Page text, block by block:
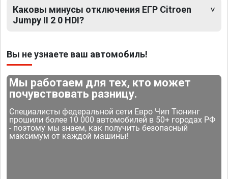
Каковы минусы отключения ЕГР Citroen
Jumpy II 2 0 HDI?
Вы не узнаете ваш автомобиль!
Мы работаем для тех, кто может
почувствовать разницу.
Специалисты федеральной сети Евро Чип Тюнинг
прошили более 10 000 автомобилей в 50+ городах РФ
- поэтому мы знаем, как получить безопасный
максимум от каждой машины!